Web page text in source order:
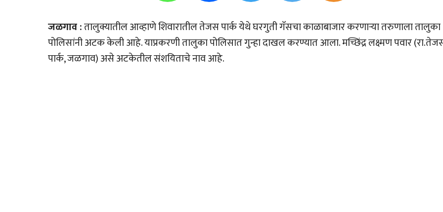
जळगाव :तालुक्यातील आव्हाणे शिवारातील तेजस पार्क येथे घरगुती गॅसचा काळाबाजार करणाऱ्या तरुणाला तालुका
पोलिसांनी अटक केली आहे. याप्रकरणी तालुका पोलिसात गुन्हा दाखल करण्यात आला. मच्छिंद्र लक्ष्मण पवार
पार्क, जळगाव) असे अटकेतील संशयिताचे नाव आहे.